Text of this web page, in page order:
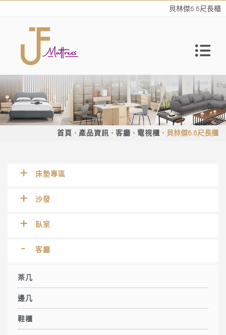
貝林傑6.6尺長櫃
首頁 產品資訊 客廳 電視櫃 貝林傑6.6尺長櫃
床墊專區
沙發
臥室
客廳
茶几
邊几
鞋櫃